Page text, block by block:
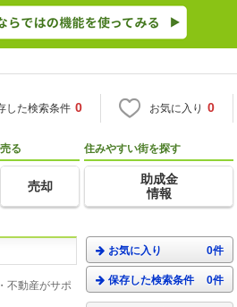
した検索条件 0 お気に入り 0
売る
売却
住みやすい街を探す
助成金
情報
不動産がサポ
お気に入り 0件
保存した検索条件 0件